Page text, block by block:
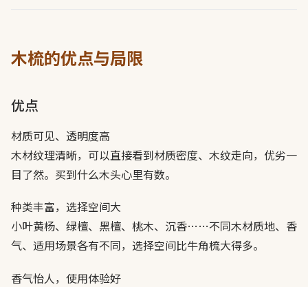
木梳的优点与局限
优点
材质可见、透明度高
木材纹理清晰，可以直接看到材质密度、木纹走向，优劣一
目了然。买到什么木头心里有数。
种类丰富，选择空间大
小叶黄杨、绿檀、黑檀、桃木、沉香……不同木材质地、香
气、适用场景各有不同，选择空间比牛角梳大得多。
香气怡人，使用体验好